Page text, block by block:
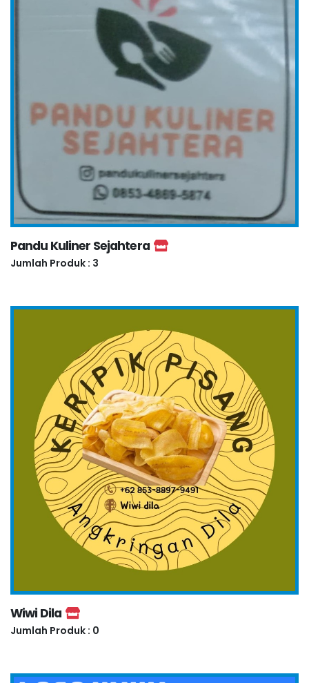
Pandu Kuliner Sejahtera
Jumlah Produk : 3
Wiwi Dila
Jumlah Produk : 0